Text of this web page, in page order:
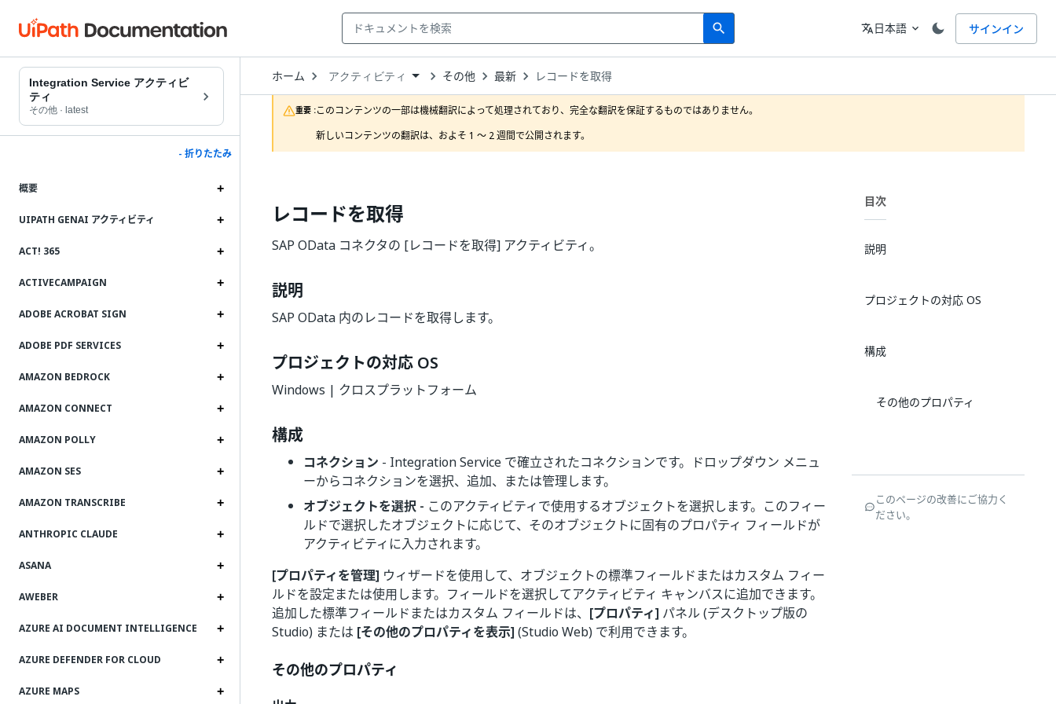
search
Search 言語
translate日本語 expand_more サインイン
Integration Service アクティビ
ティ
その他 · latest
- 折りたたみ
概要
UIPATH GENAI アクティビティ
ACT! 365
ACTIVECAMPAIGN
ADOBE ACROBAT SIGN
ADOBE PDF SERVICES
AMAZON BEDROCK
AMAZON CONNECT
AMAZON POLLY
AMAZON SES
AMAZON TRANSCRIBE
ANTHROPIC CLAUDE
ASANA
AWEBER
AZURE AI DOCUMENT INTELLIGENCE
AZURE DEFENDER FOR CLOUD
AZURE MAPS
ホーム Open
Dropdown
to
choose
product
アクティビティ その他 最新 レコードを取得
重要 :このコンテンツの一部は機械翻訳によって処理されており、完全な翻訳を保証するものではありません。
新しいコンテンツの翻訳は、およそ 1 ～ 2 週間で公開されます。
レコードを取得
SAP OData コネクタの [レコードを取得] アクティビティ。
説明
SAP OData 内のレコードを取得します。
プロジェクトの対応 OS
Windows | クロスプラットフォーム
構成
コネクション - Integration Service で確立されたコネクションです。ドロップダウン メニュ
ーからコネクションを選択、追加、または管理します。
オブジェクトを選択 - このアクティビティで使用するオブジェクトを選択します。このフィー
ルドで選択したオブジェクトに応じて、そのオブジェクトに固有のプロパティ フィールドが
アクティビティに入力されます。
[プロパティを管理] ウィザードを使用して、オブジェクトの標準フィールドまたはカスタム フィー
ルドを設定または使用します。フィールドを選択してアクティビティ キャンバスに追加できます。
追加した標準フィールドまたはカスタム フィールドは、 [プロパティ] パネル (デスクトップ版の
Studio) または [その他のプロパティを表示] (Studio Web) で利用できます。
その他のプロパティ
目次
説明
プロジェクトの対応 OS
構成
その他のプロパティ
このページの改善にご協力く
ださい。